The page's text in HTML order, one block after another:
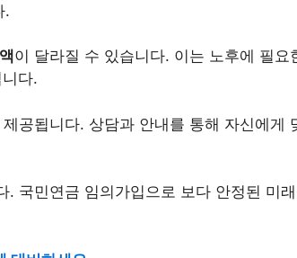
.
이 달라질 수 있습니다. 이는 노후에 필요
다.
제공됩니다. 상담과 안내를 통해 자신에게
국민연금 임의가입으로 보다 안정된 미